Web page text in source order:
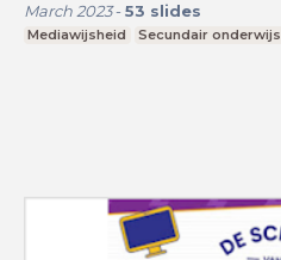
March 2023- 53 slides
Mediawijsheid Secundair onderwijs